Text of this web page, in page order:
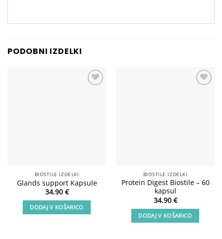
PODOBNI IZDELKI
BIOSTILE IZDELKI
Glands support Kapsule
34.90 €
DODAJ V KOŠARICO
BIOSTILE IZDELKI
Protein Digest Biostile – 60
kapsul
34.90 €
DODAJ V KOŠARICO